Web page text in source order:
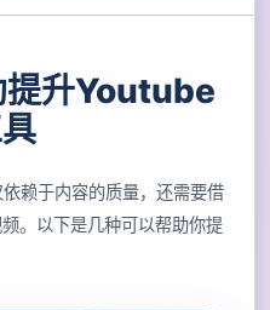
提升Youtube
赖于内容的质量，还需要借
。以下是几种可以帮助你提